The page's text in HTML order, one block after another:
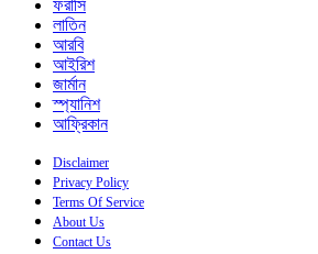
ফরাসি
লাতিন
আরবি
আইরিশ
জার্মান
স্প্যানিশ
আফ্রিকান
Disclaimer
Privacy Policy
Terms Of Service
About Us
Contact Us